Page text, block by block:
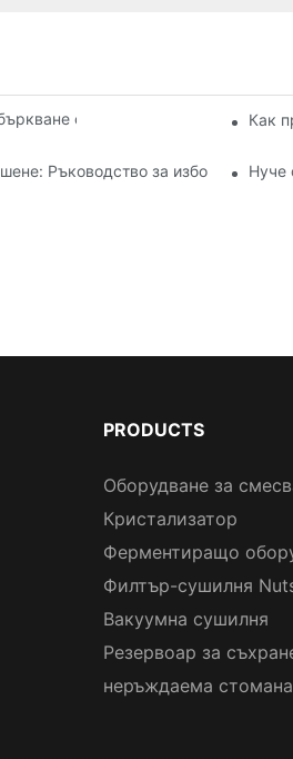
спрямо други методи наКак
Ръководство за избор и Нуче
PRODUCTS
Оборудване за
Кристализатор
Ферментиращо
Филтър-сушилня
Вакуумна сушилня
Резервоар за
неръждаема стомана